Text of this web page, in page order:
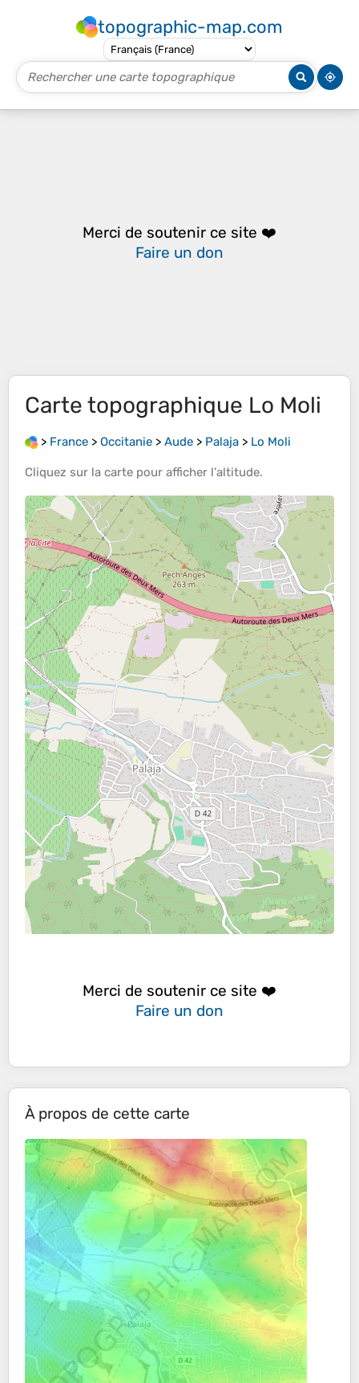
topographic-map.com
Merci de soutenir ce site ❤️
Faire un don
Carte topographique Lo Moli
> France > Occitanie > Aude > Palaja > Lo Moli
Cliquez sur la carte pour afficher l’altitude.
Merci de soutenir ce site ❤️
Faire un don
À propos de cette carte